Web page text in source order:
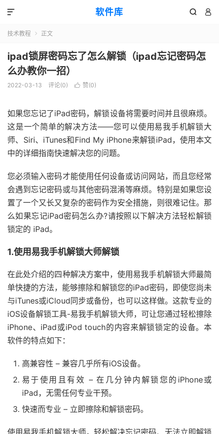
软件库  

技术教程  正文
ipad锁屏密码忘了怎么解锁（ipad忘记密码怎
么办教你一招）
2022-03-13 评论(0)  赞(0)
如果您忘记了iPad密码，解锁设备将需要时间并且很麻烦。
这是一个简单的解决方法——您可以使用易我手机解锁大
师、Siri、iTunes和Find My iPhone来解锁iPad，使用本文
中的详细指南快速解决您的问题。
您必须输入密码才能使用任何设备或访问网站，而且您经常
会遇到忘记密码或与其他密码混淆等麻烦。特别是如果您设
置了一个又长又复杂的密码作为安全措施，则很难记住。那
么如果忘记iPad密码怎么办?请按照以下解决方法轻松解锁
锁定的 iPad。
1.使用易我手机解锁大师解锁
在此处介绍的四种解决方案中，使用易我手机解锁大师最简
单快捷的方法，能够擦除和解锁您的iPad密码，即使您尚未
与iTunes或iCloud同步或备份，也可以这样做。这款专业的
iOS设备解锁工具-易我手机解锁大师，可让您通过轻松擦除
iPhone、iPad或iPod touch的内容来解锁锁定的设备。本
软件的特点如下：
高兼容性 – 兼容几乎所有iOS设备。
易于使用且有效 – 在几分钟内解锁您的iPhone或
iPad，无需任何专业干预。
快速而专业 – 立即擦除和解锁密码。
使用易我手机解锁大师，轻松解决忘记密码、无法立即解锁